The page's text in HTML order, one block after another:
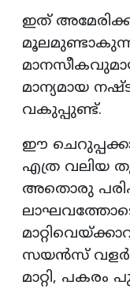
ഇത്
മൂലമുണ്ടാകുന്ന
മാന്യമായ
വകുപ്പുണ്ട്.
ഈ
എത്ര വലിയ
അതൊരു
സയന്‍സ്
മാറ്റി,